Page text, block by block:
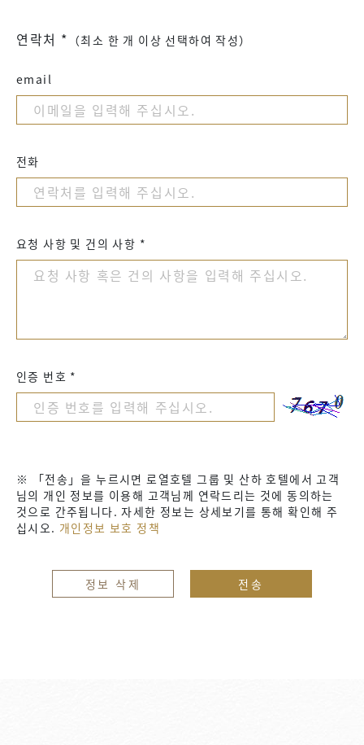
연락처 * （최소 한 개 이상 선택하여 작성）
email
전화
요청 사항 및 건의 사항 *
인증 번호 *
※ 「전송」을 누르시면 로열호텔 그룹 및 산하 호텔에서 고객
님의 개인 정보를 이용해 고객님께 연락드리는 것에 동의하는
것으로 간주됩니다. 자세한 정보는 상세보기를 통해 확인해 주
십시오. 개인정보 보호 정책
정보 삭제 전송